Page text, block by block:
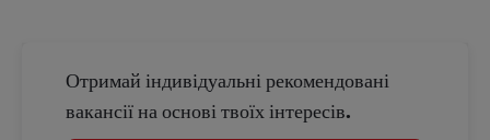
Отримай індивідуальні рекомендовані
вакансії на основі твоїх інтересів.